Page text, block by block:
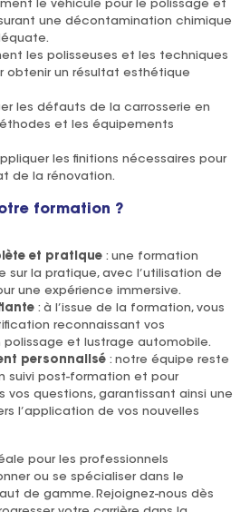
le véhicule pour le polissage et
une décontamination chimique
les polisseuses et les techniques
obtenir un résultat esthétique
les défauts de la carrosserie en
et les équipements
les finitions nécessaires pour
de la rénovation.
formation ?
et pratique : une formation
sur la pratique, avec l’utilisation de
une expérience immersive.
: à l’issue de la formation, vous
reconnaissant vos
et lustrage automobile.
personnalisé : notre équipe reste
suivi post-formation et pour
vos questions, garantissant ainsi une
l’application de vos nouvelles
pour les professionnels
ou se spécialiser dans le
de gamme. Rejoignez-nous dès